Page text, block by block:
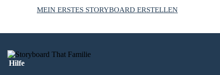
MEIN ERSTES STORYBOARD ERSTELLEN
Hilfe